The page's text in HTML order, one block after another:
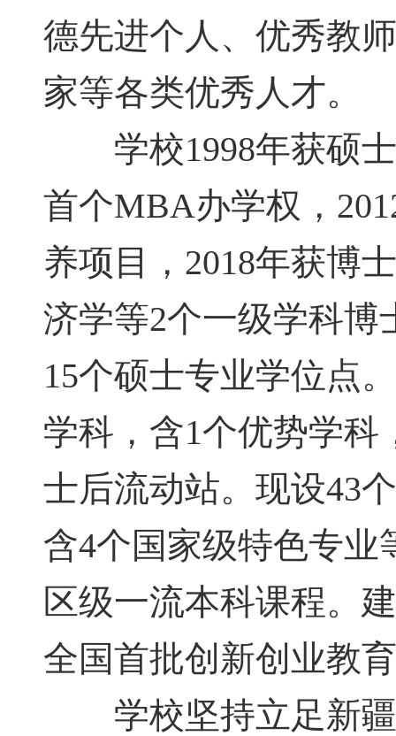
德先进个人、优秀教
家等各类优秀人才。
学校1998年获硕士
首个MBA办学权，
养项目，2018年获博
济学等2个一级学科博
15个硕士专业学位点
学科，含1个优势学科
士后流动站。现设43
含4个国家级特色专业
区级一流本科课程。
全国首批创新创业教
学校坚持立足新疆